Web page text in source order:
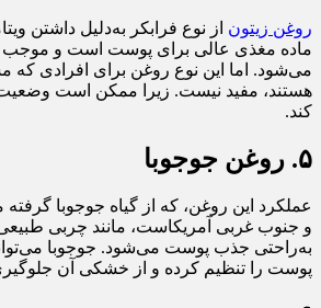
روغن زیتون
ماده مغذی عالی برای پوست است و
می‌شود. اما این نوع روغن برای افرادی که
هستند، مفید نیست. زیرا ممکن است وضعیت
کند.
۵. روغن جوجوبا
عملکرد این روغن، که از گیاه جوجوبا
و جنوب غربی آمریکاست،‌ مانند چربی
به‌راحتی جذب پوست می‌شود. جوجوبا
پوست را تنظیم کرده و از خشکی آن